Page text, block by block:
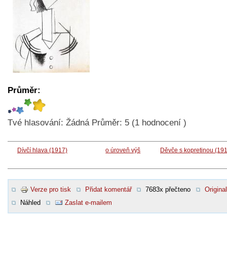
Průměr:
Tvé hlasování: Žádná Průměr: 5 (1 hodnocení )
Dívčí hlava (1917) o úroveň výš Děvče s kopretinou
Verze pro tisk Přidat komentář 7683x přečteno
Original
Náhled
Zaslat e-mailem